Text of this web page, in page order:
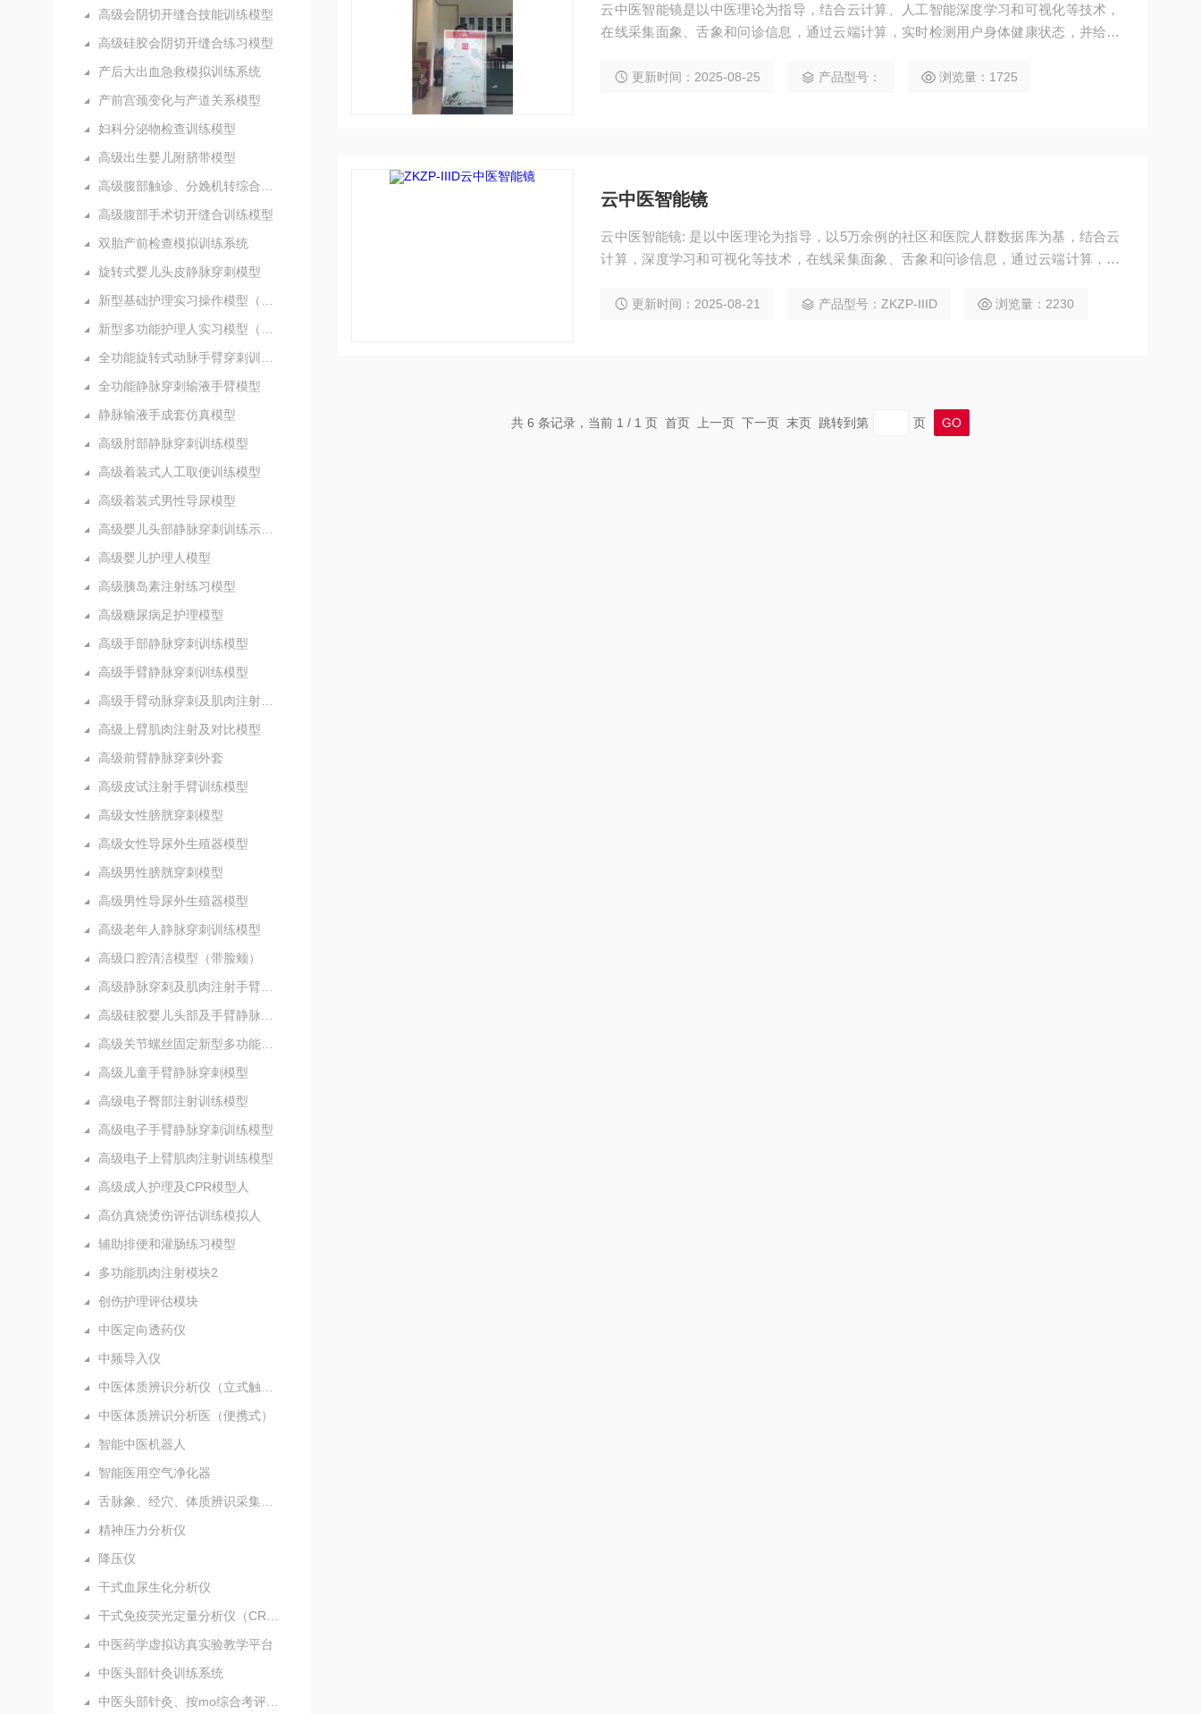
高级会阴切开缝合技能训练模型
高级硅胶会阴切开缝合练习模型
产后大出血急救模拟训练系统
产前宫颈变化与产道关系模型
妇科分泌物检查训练模型
高级出生婴儿附脐带模型
高级腹部手术切开缝合训练模型
双胎产前检查模拟训练系统
旋转式婴儿头皮静脉穿刺模型
全功能静脉穿刺输液手臂模型
静脉输液手成套仿真模型
高级肘部静脉穿刺训练模型
高级着装式人工取便训练模型
高级着装式男性导尿模型
高级婴儿护理人模型
高级胰岛素注射练习模型
高级糖尿病足护理模型
高级手部静脉穿刺训练模型
高级手臂静脉穿刺训练模型
高级上臂肌肉注射及对比模型
高级前臂静脉穿刺外套
高级皮试注射手臂训练模型
高级女性膀胱穿刺模型
高级女性导尿外生殖器模型
高级男性膀胱穿刺模型
高级男性导尿外生殖器模型
高级老年人静脉穿刺训练模型
高级口腔清洁模型（带脸颊）
高级儿童手臂静脉穿刺模型
高级电子臀部注射训练模型
高级电子手臂静脉穿刺训练模型
高级电子上臂肌肉注射训练模型
高级成人护理及CPR模型人
高仿真烧烫伤评估训练模拟人
辅助排便和灌肠练习模型
多功能肌肉注射模块2
创伤护理评估模块
中医定向透药仪
中频导入仪
中医体质辨识分析医（便携式）
智能中医机器人
智能医用空气净化器
精神压力分析仪
降压仪
干式血尿生化分析仪
中医药学虚拟访真实验教学平台
中医头部针灸训练系统
云中医智能镜是以中医理论为指导，结合云计算、人工智能深度学习和可视化等技术，
在线采集面象、舌象和问诊信息，通过云端计算，实时检测用户身体健康状态，并给出
等健康保健方案，实现“互联网+”智慧中医和大数据时代背景下的智能化中医健康管理服
更新时间：2025-08-25 产品型号： 浏览量：1725
云中医智能镜
云中医智能镜: 是以中医理论为指导，以5万余例的社区和医院人群数据库为基，结合云
计算，深度学习和可视化等技术，在线采集面象、舌象和问诊信息，通过云端计算，实
康（脾虚、痰湿，郁滞等8个状态及相关指数）、可能患病:展现了”互联网+” 和大数据时
更新时间：2025-08-21 产品型号：ZKZP-IIID 浏览量：2230
共 6 条记录，当前 1 / 1 页 首页 上一页 下一页 末页 跳转到第 页